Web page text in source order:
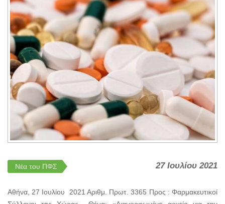
Νέα του ΠΦΣ 27 Ιουλίου 2021
Αθήνα, 27 Ιουλίου 2021 Αριθμ. Πρωτ. 3365 Προς : Φαρμακευτικοί